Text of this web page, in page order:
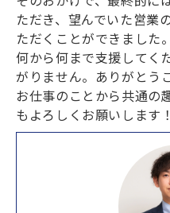
ただき、望んでいた営業
ただくことができました。
何から何まで支援してく
がりません。ありがとう
お仕事のことから共通の
もよろしくお願いします